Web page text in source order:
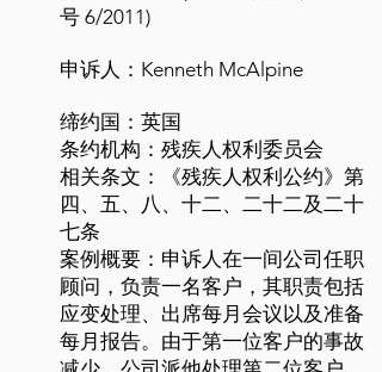
号 6/2011)
申诉人：Kenneth McAlpine
缔约国：英国
条约机构：残疾人权利委员会
相关条文：《残疾人权利公约》第
四、五、八、十二、二十二及二十
七条
案例概要：申诉人在一间公司任职
顾问，负责一名客户，其职责包括
应变处理、出席每月会议以及准备
每月报告。由于第一位客户的事故